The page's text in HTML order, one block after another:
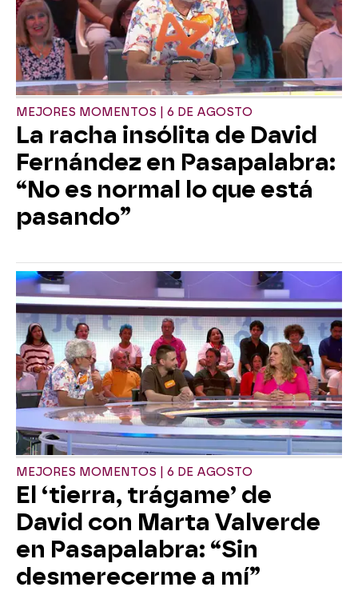
MEJORES MOMENTOS | 6 DE AGOSTO
La racha insólita de David
Fernández en Pasapalabra:
“No es normal lo que está
pasando”
MEJORES MOMENTOS | 6 DE AGOSTO
El ‘tierra, trágame’ de
David con Marta Valverde
en Pasapalabra: “Sin
desmerecerme a mí”